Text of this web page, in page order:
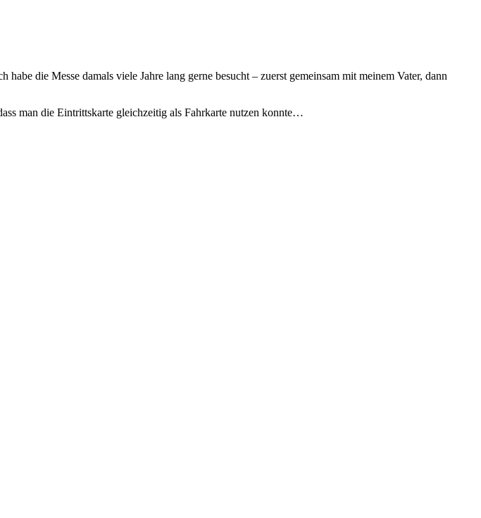
die Messe damals viele Jahre lang gerne besucht – zuerst gemeinsam mit meinem Vater, dann
man die Eintrittskarte gleichzeitig als Fahrkarte nutzen konnte…